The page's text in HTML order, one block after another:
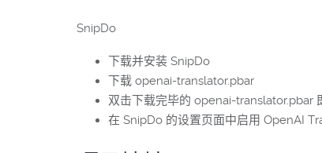
SnipDo
下载并安装 SnipDo
下载 openai-translator.pbar
双击下载完毕的 openai-translator.pbar
在 SnipDo 的设置页面中启用 OpenAI